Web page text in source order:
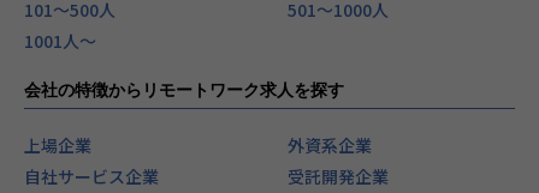
101〜500人
501〜1000人
1001人〜
会社の特徴からリモートワーク求人を探す
上場企業
外資系企業
自社サービス企業
受託開発企業